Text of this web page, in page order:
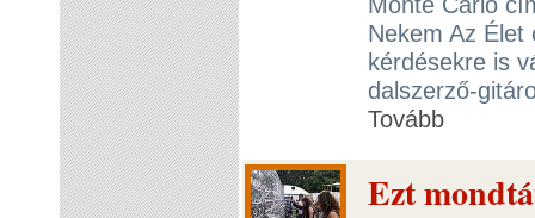
Nekem Az
kérdésekre is
dalszerző-
Tovább
Ezt